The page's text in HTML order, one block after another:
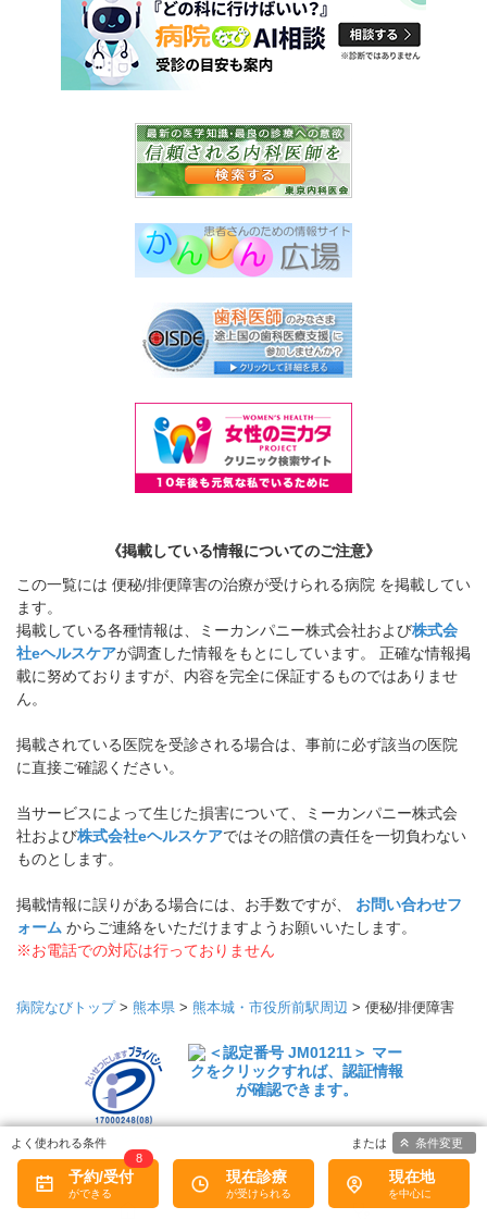
《掲載している情報についてのご注意》
この一覧には 便秘/排便障害の治療が受けられる病院 を掲載してい
ます。
掲載している各種情報は、ミーカンパニー株式会社および株式会
社eヘルスケアが調査した情報をもとにしています。 正確な情報掲
載に努めておりますが、内容を完全に保証するものではありませ
ん。
掲載されている医院を受診される場合は、事前に必ず該当の医院
に直接ご確認ください。
当サービスによって生じた損害について、ミーカンパニー株式会
社および株式会社eヘルスケアではその賠償の責任を一切負わない
ものとします。
掲載情報に誤りがある場合には、お手数ですが、 お問い合わせフ
ォーム からご連絡をいただけますようお願いいたします。
※お電話での対応は行っておりません
病院なびトップ> 熊本県 > 熊本城・市役所前駅周辺 > 便秘/排便障害
プライバシーマー
クについて
予約/受付
8
現在診療 現在地
条件変更